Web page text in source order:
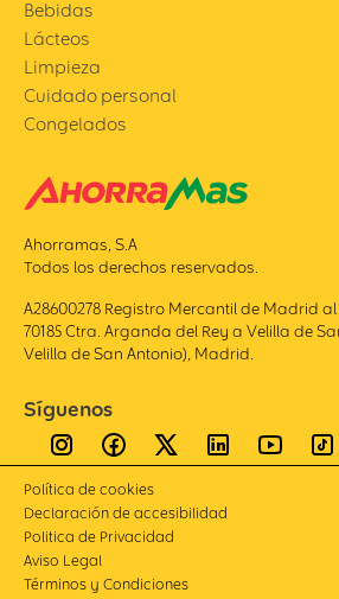
Bebidas
Lácteos
Limpieza
Cuidado personal
Congelados
Ahorramas, S.A
Todos los derechos reservados.
A28600278 Registro Mercantil de Madrid al
70185 Ctra. Arganda del Rey a Velilla de
Velilla de San Antonio), Madrid.
Síguenos
Política de cookies
Declaración de accesibilidad
Politica de Privacidad
Aviso Legal
Términos y Condiciones